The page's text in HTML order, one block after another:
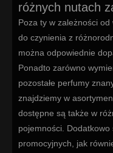
różnych nutach
Poza ty w zależności
do czynienia z
można odpowiednie
Ponadto zarówno
pozostałe perfumy
znajdziemy w
dostępne są także w
pojemności.
promocyjnych, jak